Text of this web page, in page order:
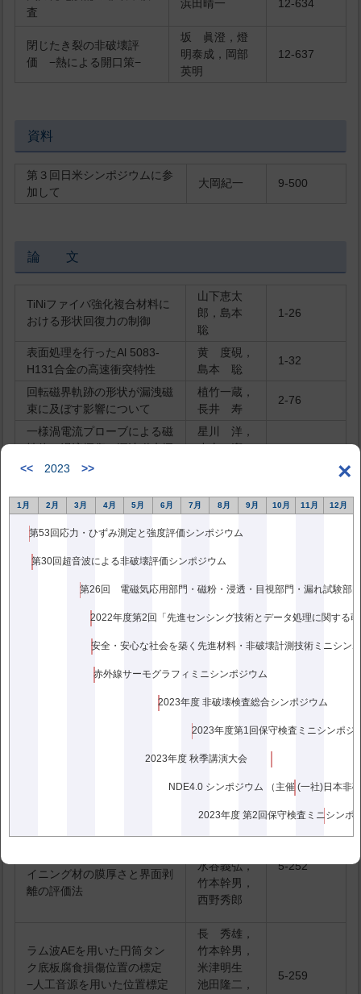
×
<< 2023 >>
1月 2月 3月 4月 5月 6月 7月 8月 9月 10月 11月 12月
第53回応力・ひずみ測定と強度評価シンポジウム
第30回超音波による非破壊評価シンポジウム
2022年度第2回「先進センシング技術とデータ処理に関する
安全・安心な社会を築く先進材料・非破壊計測技術ミニシン
赤外線サーモグラフィミニシンポジウム
2023年度 非破壊検査総合シンポジウム
2023年度第1回保守検査ミニシンポジ
2023年度 秋季講演大会
NDE4.0 シンポジウム （主催 (一社)日本非
2023年度 第2回保守検査ミニシンポ
査
浜田晴一 12-634
閉じたき裂の非破壊評
価 −熱による開口策−
坂 眞澄，燈
明泰成，岡部
英明
12-637
資料
第３回日米シンポジウムに参
加して
大岡紀一 9-500
論 文
TiNiファイバ強化複合材料に
おける形状回復力の制御
山下恵太
郎，島本
聡
1-26
表面処理を行ったAl 5083-
H131合金の高速衝突特性
黄 度硯，
島本 聡
1-32
回転磁界軌跡の形状が漏洩磁
束に及ぼす影響について
植竹一蔵，
長井 寿
2-76
一様渦電流プローブによる磁
性体の渦流探傷と漏洩磁束探
傷について
星川 洋，
小山 潔，
2-84
健全性評価
二木 崇 2-91
弾性表面波の分散性を用いた
表面層構造の非破壊評価
林 康久，
中塚俊介
垂直き裂を有する板が端面に
熱負荷を受けるときの熱応力
ひずみゲージと弾性論を用い
た面内荷重を受ける実構造物
薄板切欠き部における疲労き
野口博司
するための新しい励磁手法の
ブ ヤノー
陳 振茂，
遊佐訓孝，
表面および界面を伝搬するガ
イニング材の膜厚さと界面剥
離の評価法
南 一志，
長 秀雄,
水谷義弘，
竹本幹男，
西野秀郎
5-252
ラム波AEを用いた円筒タン
ク底板腐食損傷位置の標定
−人工音源を用いた位置標定
長 秀雄，
竹本幹男，
米津明生
池田隆二，
5-259